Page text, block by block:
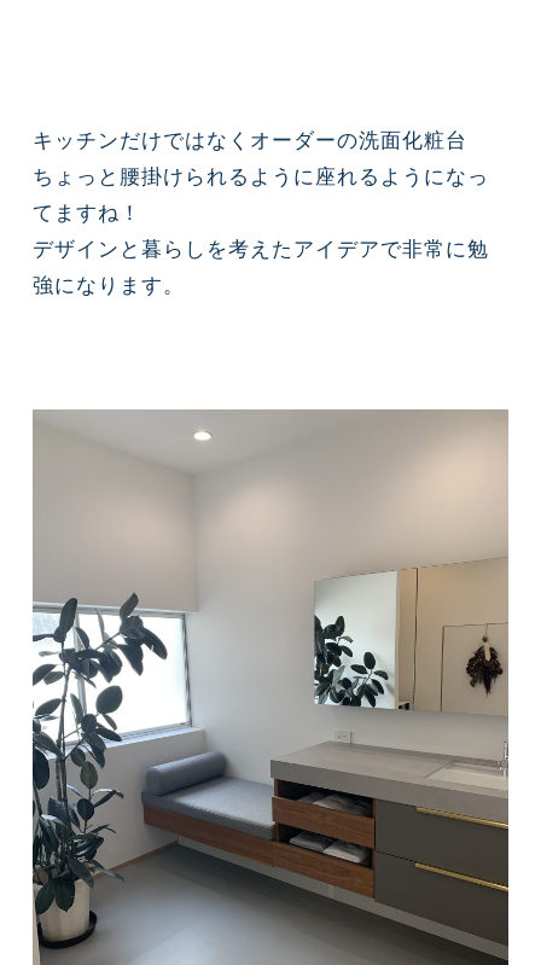
キッチンだけではなくオーダーの洗面化粧台
ちょっと腰掛けられるように座れるようになっ
てますね！
デザインと暮らしを考えたアイデアで非常に勉
強になります。